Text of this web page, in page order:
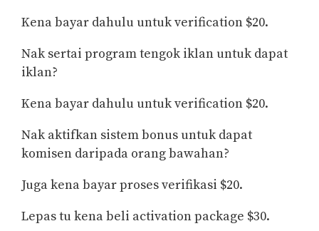
Kena bayar dahulu untuk verification $20.
Nak sertai program tengok iklan untuk dapat
iklan?
Kena bayar dahulu untuk verification $20.
Nak aktifkan sistem bonus untuk dapat
komisen daripada orang bawahan?
Juga kena bayar proses verifikasi $20.
Lepas tu kena beli activation package $30.